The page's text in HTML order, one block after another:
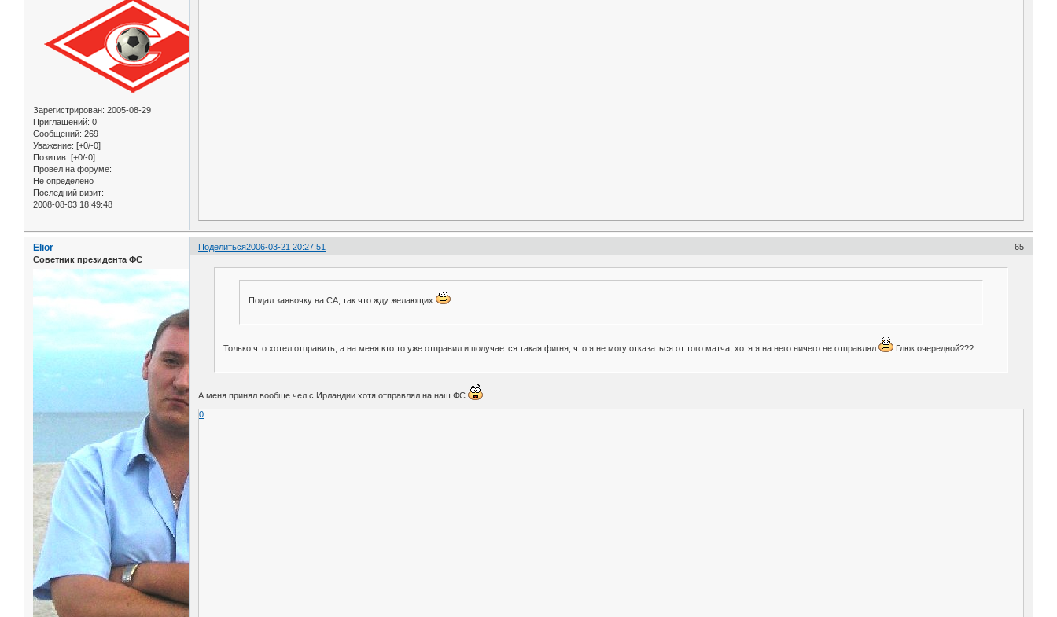
Зарегистрирован: 2005-08-29
Приглашений: 0
Сообщений: 269
Уважение: [+0/-0]
Позитив: [+0/-0]
Провел на форуме:
Не определено
Последний визит:
2008-08-03 18:49:48
Поделиться 65
2006-03-21 20:27:51
Elior
Советник президента ФС
Подал заявочку на СА, так что жду желающих
Только что хотел отправить, а на меня кто то уже отправил и получается такая фигня, что я не могу отказаться от того матча, хотя я на него ничего не отправлял Глюк очередной???
А меня принял вообще чел с Ирландии хотя отправлял на наш ФС
0